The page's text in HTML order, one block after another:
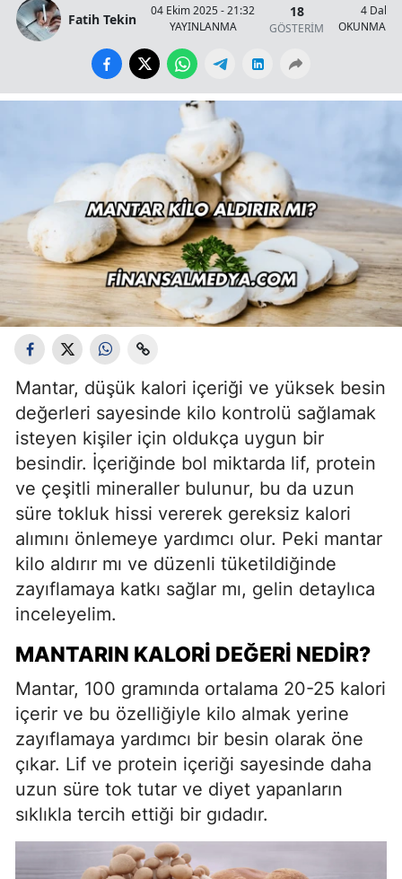
Fatih Tekin
04 Ekim 2025 - 21:32
YAYINLANMA
18
GÖSTERİM
4
OKUNMA
Mantar, düşük kalori içeriği ve yüksek besin
değerleri sayesinde kilo kontrolü sağlamak
isteyen kişiler için oldukça uygun bir
besindir. İçeriğinde bol miktarda lif, protein
ve çeşitli mineraller bulunur, bu da uzun
süre tokluk hissi vererek gereksiz kalori
alımını önlemeye yardımcı olur. Peki mantar
kilo aldırır mı ve düzenli tüketildiğinde
zayıflamaya katkı sağlar mı, gelin detaylıca
inceleyelim.
MANTARIN KALORI DEĞERI NEDIR?
Mantar, 100 gramında ortalama 20-25 kalori
içerir ve bu özelliğiyle kilo almak yerine
zayıflamaya yardımcı bir besin olarak öne
çıkar. Lif ve protein içeriği sayesinde daha
uzun süre tok tutar ve diyet yapanların
sıklıkla tercih ettiği bir gıdadır.